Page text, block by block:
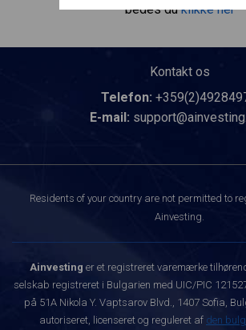
bedes duklikke her
Kontakt os
Telefon:
E-mail:
Residents of your country are not permitted to
Ainvesting.
Ainvesting er et registreret varemærke
selskab registreret i Bulgarien med UIC/PIC
på 51A Nikola Y. Vaptsarov Blvd., 1407 Sofia,
autoriseret, licenseret og reguleret af den